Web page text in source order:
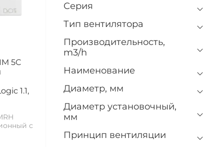
5C
1.1,
с
Серия
Тип вентилятора
Производительность,
m3/h
Наименование
Диаметр, мм
Диаметр установочный,
мм
Принцип вентиляции